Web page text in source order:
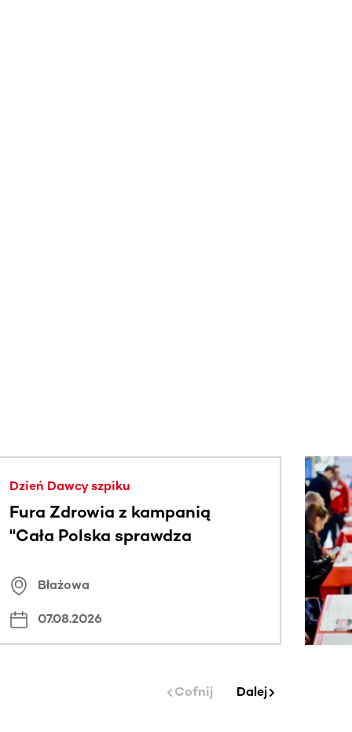
Dzień Dawcy szpiku
Fura Zdrowia z kampanią
"Cała Polska sprawdza
Błażowa
07.08.2026
Cofnij Dalej